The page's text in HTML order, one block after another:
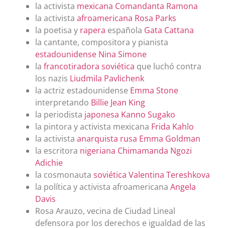
la activista mexicana Comandanta Ramona
la activista afroamericana Rosa Parks
la poetisa y rapera española Gata Cattana
la cantante, compositora y pianista
estadounidense Nina Simone
la francotiradora soviética que luchó contra
los nazis Liudmila Pavlichenk
la actriz estadounidense Emma Stone
interpretando Billie Jean King
la periodista japonesa Kanno Sugako
la pintora y activista mexicana Frida Kahlo
la activista anarquista rusa Emma Goldman
la escritora nigeriana Chimamanda Ngozi
Adichie
la cosmonauta soviética Valentina Tereshkova
la política y activista afroamericana Angela
Davis
Rosa Arauzo, vecina de Ciudad Lineal
defensora por los derechos e igualdad de las